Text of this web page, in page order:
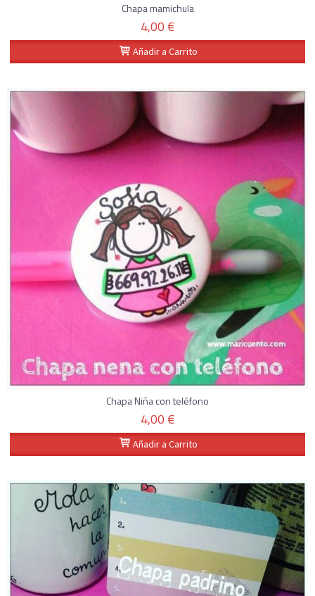
Chapa mamichula
4,00 €
Añadir a Carrito
Chapa Niña con teléfono
4,00 €
Añadir a Carrito